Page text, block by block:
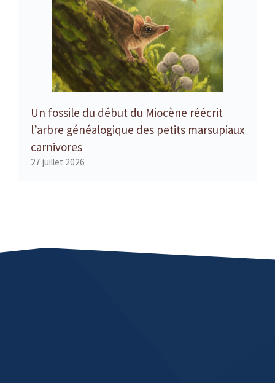
Un fossile du début du Miocène réécrit
l’arbre généalogique des petits marsupiaux
carnivores
27 juillet 2026